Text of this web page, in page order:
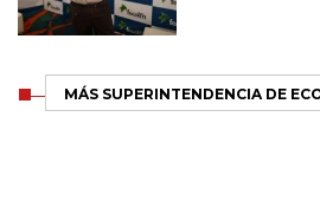
MÁS SUPERINTENDENCIA DE